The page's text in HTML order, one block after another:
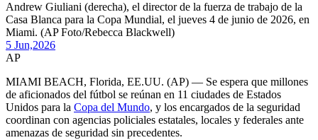
Andrew Giuliani (derecha), el director de la fuerza de trabajo de la
Casa Blanca para la Copa Mundial, el jueves 4 de junio de 2026, en
Miami. (AP Foto/Rebecca Blackwell)
5 Jun,2026
AP
MIAMI BEACH, Florida, EE.UU. (AP) — Se espera que millones
de aficionados del fútbol se reúnan en 11 ciudades de Estados
Unidos para la Copa del Mundo, y los encargados de la seguridad
coordinan con agencias policiales estatales, locales y federales ante
amenazas de seguridad sin precedentes.